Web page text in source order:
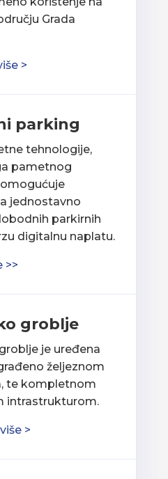
Grada
>
parking
tehnologije,
pametnog
jednostavno
parkirnih
digitalnu naplatu.
>>
groblje
je uređena
željeznom
te kompletnom
intrastrukturom.
>